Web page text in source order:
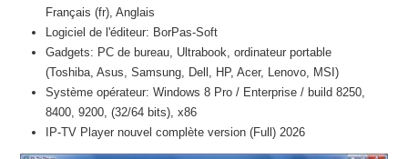
Français (fr), Anglais
Logiciel de l'éditeur: BorPas-Soft
Gadgets: PC de bureau, Ultrabook, ordinateur portable
(Toshiba, Asus, Samsung, Dell, HP, Acer, Lenovo, MSI)
Système opérateur: Windows 8 Pro / Enterprise / build 8250,
8400, 9200, (32/64 bits), x86
IP-TV Player nouvel complète version (Full) 2026